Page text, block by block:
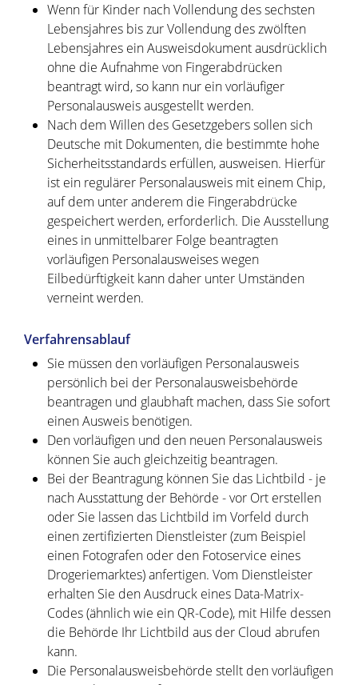
Wenn für Kinder nach Vollendung des sechsten
Lebensjahres bis zur Vollendung des zwölften
Lebensjahres ein Ausweisdokument ausdrücklich
ohne die Aufnahme von Fingerabdrücken
beantragt wird,so kann nur ein vorläufiger
Personalausweis ausgestellt werden.
Nach dem Willen des Gesetzgebers sollen sich
Deutsche mit Dokumenten, die bestimmte hohe
Sicherheitsstandards erfüllen, ausweisen. Hierfür
ist ein regulärer Personalausweis mit einem Chip,
auf dem unter anderem die Fingerabdrücke
gespeichert werden, erforderlich. Die Ausstellung
eines in unmittelbarer Folge beantragten
vorläufigen Personalausweises wegen
Eilbedürftigkeit kann daher unter Umständen
verneint werden.
Verfahrensablauf
Sie müssen den vorläufigen Personalausweis
persönlich bei der Personalausweisbehörde
beantragen und glaubhaft machen, dass Sie sofort
einen Ausweis benötigen.
Den vorläufigen und den neuen Personalausweis
können Sie auch gleichzeitig beantragen.
Bei der Beantragung können Sie das Lichtbild - je
nach Ausstattung der Behörde - vor Ort erstellen
oder Sie lassen das Lichtbild im Vorfeld durch
einen zertifizierten Dienstleister (zum Beispiel
einen Fotografen oder den Fotoservice eines
Drogeriemarktes) anfertigen. Vom Dienstleister
erhalten Sie den Ausdruck eines Data-Matrix-
Codes (ähnlich wie ein QR-Code), mit Hilfe dessen
die Behörde Ihr Lichtbild aus der Cloud abrufen
kann.
Die Personalausweisbehörde stellt den vorläufigen